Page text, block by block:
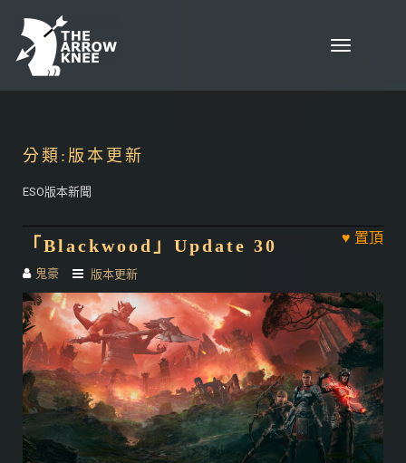
Skip to content
Toggle
分類: 版本更新
ESO版本新聞
「Blackwood」Update 30
鬼豪 版本更新